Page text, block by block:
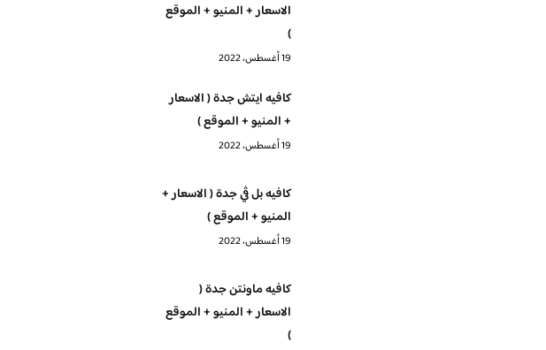
الاسعار + المنيو + الموقع
)
19 أغسطس، 2022
كافيه ايتش جدة ( الاسعار
+ المنيو + الموقع )
19 أغسطس، 2022
كافيه بل ڤي جدة ( الاسعار +
المنيو + الموقع )
19 أغسطس، 2022
كافيه ماونتن جدة (
الاسعار + المنيو + الموقع
)